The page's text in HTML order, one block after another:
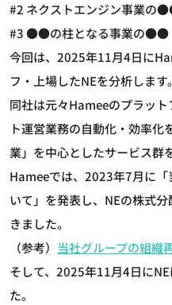
#2 ネクストエンジン事業の
#3 ●●の柱となる事業の●●
今回は、2025年11月4日に
フ・上場したNEを分析します。
同社は元々Hameeのプラッ
ト運営業務の自動化・効率
業」を中心としたサービス群
Hameeでは、2023年7月に
いて」を発表し、NEの株式
きました。
（参考） 当社グループの組織
そして、2025年11月4日に
た。